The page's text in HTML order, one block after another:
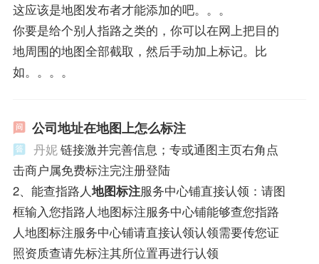
这应该是地图发布者才能添加的吧。。。
你要是给个别人指路之类的，你可以在网上把目的
地周围的地图全部截取，然后手动加上标记。比
如。。。。
公司地址在地图上怎么标注
丹妮链接激并完善信息；专或通图主页右角点
击商户属免费标注完注册登陆
2、能查指路人地图标注服务中心铺直接认领：请图
框输入您指路人地图标注服务中心铺能够查您指路
人地图标注服务中心铺请直接认领认领需要传您证
照资质查请先标注其所位置再进行认领